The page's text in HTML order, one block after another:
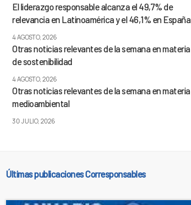
El liderazgo responsable alcanza el 49,7% de
relevancia en Latinoamérica y el 46,1% en España
4 AGOSTO, 2026
Otras noticias relevantes de la semana en materia
de sostenibilidad
4 AGOSTO, 2026
Otras noticias relevantes de la semana en materia
medioambiental
30 JULIO, 2026
Últimas publicaciones Corresponsables